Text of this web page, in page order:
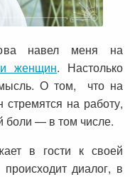
навел меня на
женщин. Настолько
мысль. О том, что на
на работу,
боли — в том числе.
в гости к своей
диалог, в